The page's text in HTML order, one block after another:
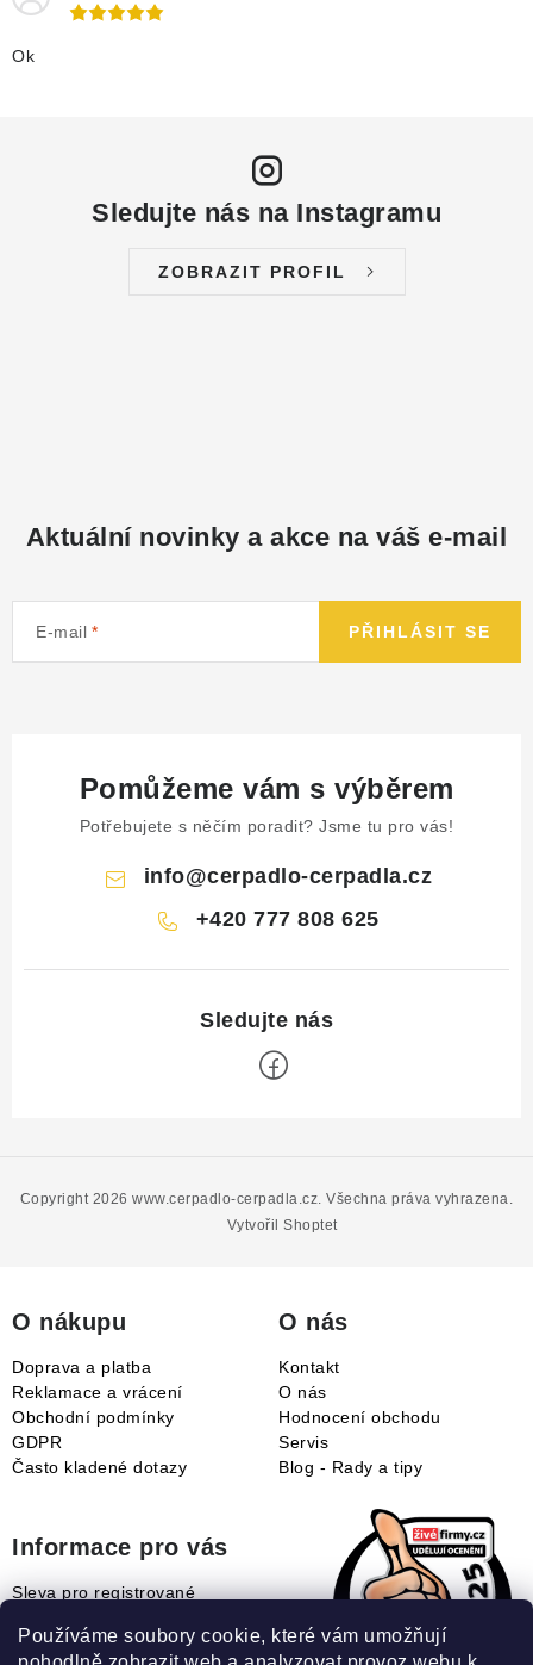
Používáme soubory cookie, které vám umožňují
Ok
Sledujte nás na Instagramu
ZOBRAZIT PROFIL
Aktuální novinky a akce na váš e-mail
E-mail PŘIHLÁSIT SE
Pomůžeme vám s výběrem
Potřebujete s něčím poradit? Jsme tu pro vás!
info@cerpadlo-cerpadla.cz
+420 777 808 625
Vytvořil Shoptet
Copyright 2026www.cerpadlo-cerpadla.cz. Všechna práva vyhrazena.
O nákupu
Doprava a platba
Reklamace a vrácení
Obchodní podmínky
GDPR
Často kladené dotazy
O nás
Kontakt
O nás
Hodnocení obchodu
Servis
Blog - Rady a tipy
Informace pro vás
Sleva pro registrované
Jak uplatnit slevový kupón?